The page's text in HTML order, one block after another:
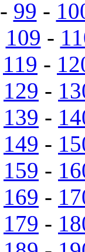
- 99 -
109 -
119 -
129 -
139 -
149 -
159 -
169 -
179 -